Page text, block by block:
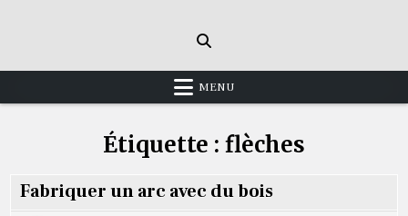
MENU
Étiquette : flèches
Fabriquer un arc avec du bois